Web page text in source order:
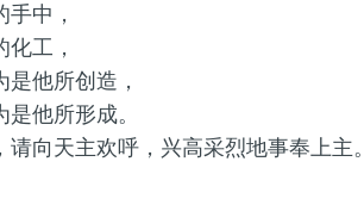
中，
工，
他所创造，
他所形成。
请向天主欢呼，兴高采烈地事奉上主。